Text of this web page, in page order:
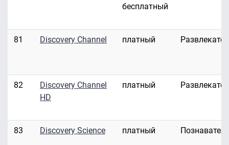
бесплатный
81 Discovery Channel платный
82
Discovery Channel
HD
платный
83 Discovery Science платный